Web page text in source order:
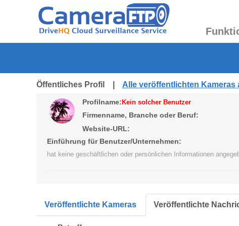
Öffentliches Profil | Alle veröffentlichten Kameras
Profilname: Kein solcher Benutzer
Firmenname, Branche oder Beruf:
Website-URL:
Einführung für Benutzer/Unternehmen:
hat keine geschäftlichen oder persönlichen Informationen
Veröffentlichte Kameras Veröffentlichte